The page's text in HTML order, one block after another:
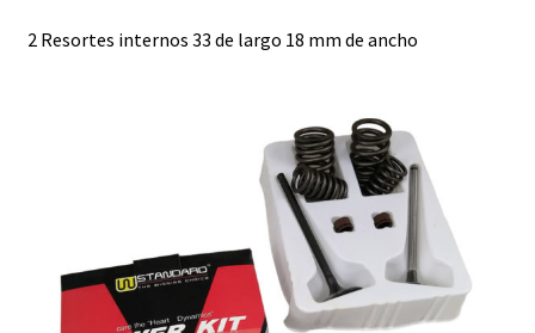
2 Resortes internos 33 de largo 18 mm de ancho